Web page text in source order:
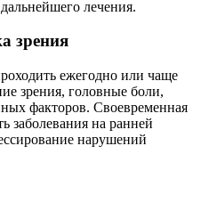
лечения.
зрения
ежегодно или чаще
зрения, головные боли,
факторов. Своевременная
заболевания на ранней
нарушений